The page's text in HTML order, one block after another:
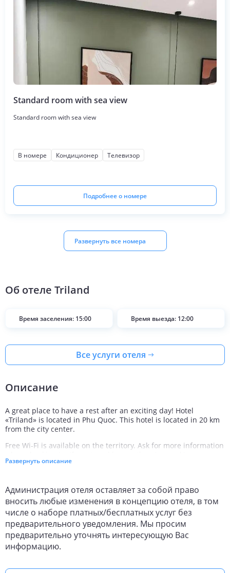
Standard room with sea view
Standard room with sea view
В номере Кондиционер Телевизор
Подробнее о номере
Развернуть все номера
Об отеле Triland
Время заселения: 15:00 Время выезда: 12:00
Все услуги отеля
Описание
A great place to have a rest after an exciting day! Hotel
«Triland» is located in Phu Quoc. This hotel is located in 20 km
from the city center.
Free Wi-Fi is available on the territory. Ask for more information
The following services are also available for the guests: a spa
Accessible for guests with disabilities: the elevator helps them
to go to the highest floors. At the guests’ disposal, there’s also a
laundry and dry cleaning.
Развернуть описание
Администрация отеля оставляет за собой право
вносить любые изменения в концепцию отеля, в том
числе о наборе платных/бесплатных услуг без
предварительного уведомления. Мы просим
предварительно уточнять интересующую Вас
информацию.